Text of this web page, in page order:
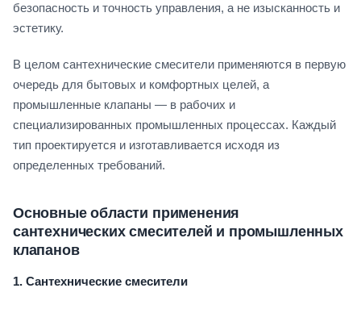
безопасность и точность управления, а не изысканность и
эстетику.
В целом сантехнические смесители применяются в первую
очередь для бытовых и комфортных целей, а
промышленные клапаны — в рабочих и
специализированных промышленных процессах. Каждый
тип проектируется и изготавливается исходя из
определенных требований.
Основные области применения
сантехнических смесителей и промышленных
клапанов
1. Сантехнические смесители